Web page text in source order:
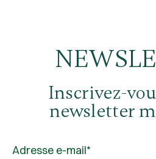
Inscrivez-
newsletter
Adresse e-mail*